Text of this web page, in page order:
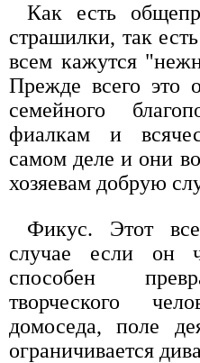
Как есть
страшилки, так
всем кажутся
Прежде всего это
семейного
фиалкам и
самом деле и они
хозяевам добрую
Фикус. Этот
случае если он
способен
творческого
домоседа, поле
ограничивается